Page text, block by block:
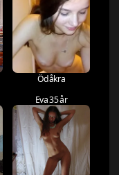
Ödåkra
Eva 35 år